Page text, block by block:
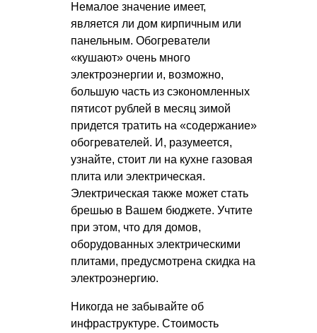
Немалое значение имеет,
является ли дом кирпичным или
панельным. Обогреватели
«кушают» очень много
электроэнергии и, возможно,
большую часть из сэкономленных
пятисот рублей в месяц зимой
придется тратить на «содержание»
обогревателей. И, разумеется,
узнайте, стоит ли на кухне газовая
плита или электрическая.
Электрическая также может стать
брешью в Вашем бюджете. Учтите
при этом, что для домов,
оборудованных электрическими
плитами, предусмотрена скидка на
электроэнергию.
Никогда не забывайте об
инфраструктуре. Стоимость